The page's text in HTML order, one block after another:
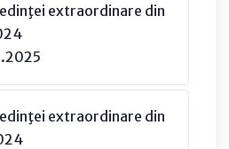
extraordinare din
extraordinare din